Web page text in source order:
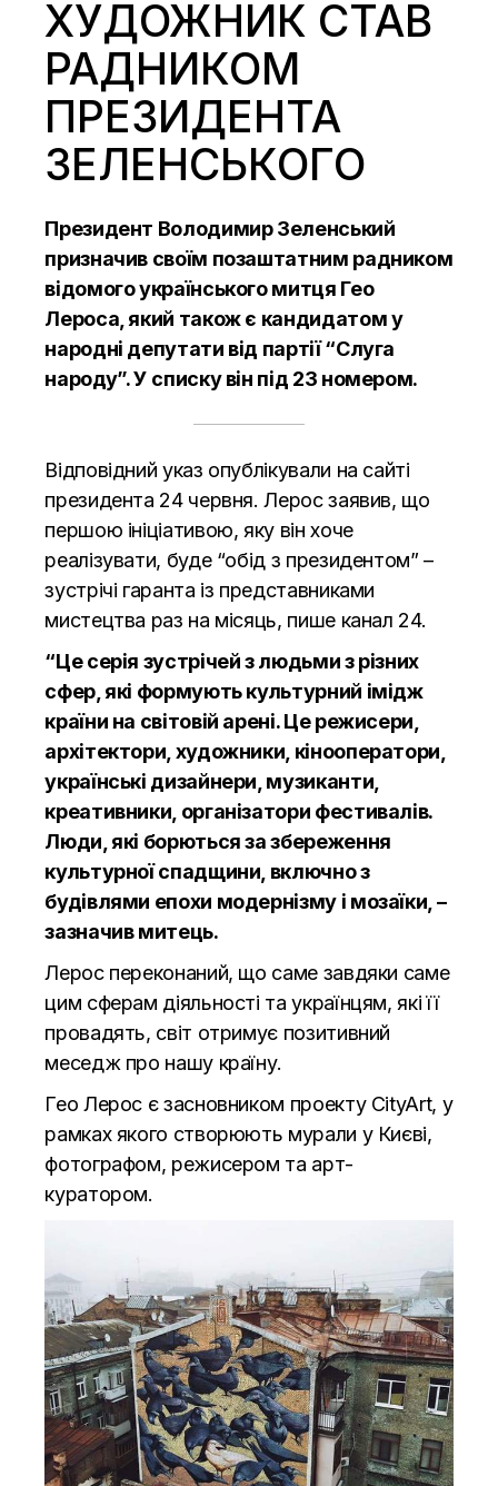
ХУДОЖНИК СТАВ
РАДНИКОМ
ПРЕЗИДЕНТА
ЗЕЛЕНСЬКОГО
Президент Володимир Зеленський
призначив своїм позаштатним радником
відомого українського митця Гео
Лероса, який також є кандидатом у
народні депутати від партії “Слуга
народу”. У списку він під 23 номером.
Відповідний указ опублікували на сайті
президента 24 червня. Лерос заявив, що
першою ініціативою, яку він хоче
реалізувати, буде “обід з президентом” –
зустрічі гаранта із представниками
мистецтва раз на місяць, пише канал 24.
“Це серія зустрічей з людьми з різних
сфер, які формують культурний імідж
країни на світовій арені. Це режисери,
архітектори, художники, кінооператори,
українські дизайнери, музиканти,
креативники, організатори фестивалів.
Люди, які борються за збереження
культурної спадщини, включно з
будівлями епохи модернізму і мозаїки, –
зазначив митець.
Лерос переконаний, що саме завдяки саме
цим сферам діяльності та українцям, які її
провадять, світ отримує позитивний
меседж про нашу країну.
Гео Лерос є засновником проекту CityArt, у
рамках якого створюють мурали у Києві,
фотографом, режисером та арт-
куратором.